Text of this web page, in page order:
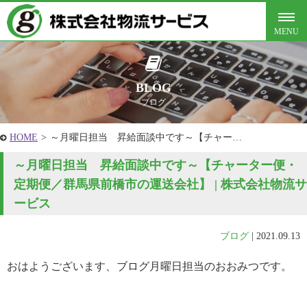
BLOG
ブログ
HOME > ～月曜日担当 昇給面談中です～【チャー…
～月曜日担当 昇給面談中です～【チャーター便・
定期便／群馬県前橋市の運送会社】 | 株式会社物流サ
ービス
ブログ 2021.09.13
おはようございます、ブログ月曜日担当のおおみつです。